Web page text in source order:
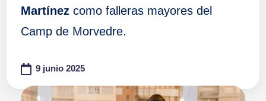
Martínez como falleras mayores del
Camp de Morvedre.
9 junio 2025